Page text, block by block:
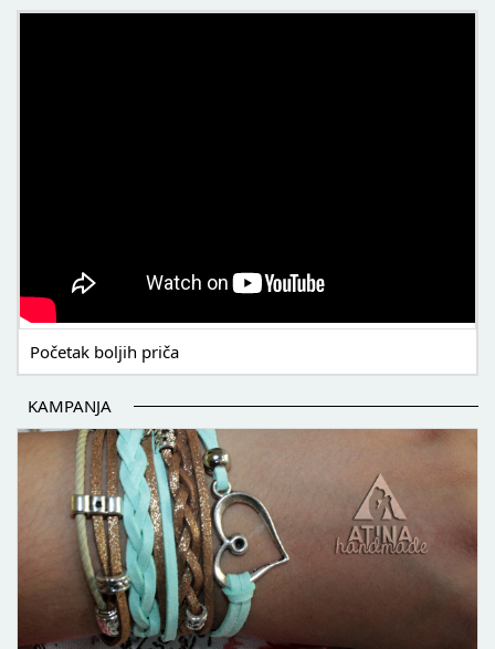
Početak boljih priča
KAMPANJA